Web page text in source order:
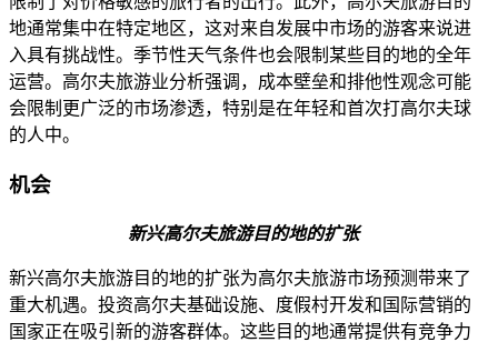
地通常集中在特定地区，这对来自发展中市场的游客来说进
入具有挑战性。季节性天气条件也会限制某些目的地的全年
运营。高尔夫旅游业分析强调，成本壁垒和排他性观念可能
会限制更广泛的市场渗透，特别是在年轻和首次打高尔夫球
的人中。
机会
新兴高尔夫旅游目的地的扩张
新兴高尔夫旅游目的地的扩张为高尔夫旅游市场预测带来了
重大机遇。投资高尔夫基础设施、度假村开发和国际营销的
国家正在吸引新的游客群体。这些目的地通常提供有竞争力